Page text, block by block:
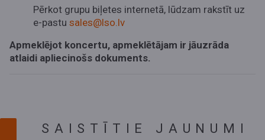
Pērkot grupu biļetes internetā, lūdzam rakstīt uz
e-pastu sales@lso.lv
Apmeklējot koncertu, apmeklētājam ir jāuzrāda
atlaidi apliecinošs dokuments.
SAISTĪTIE JAUNUMI